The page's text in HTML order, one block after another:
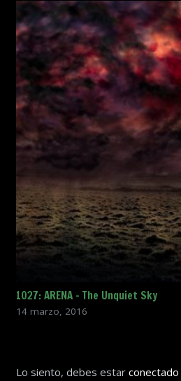
1027: ARENA – The Unquiet Sky
14 marzo, 2016
Lo siento, debes estar conectado